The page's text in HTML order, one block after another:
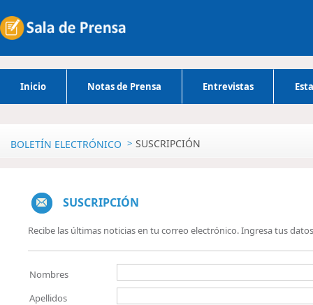
Inicio Notas de Prensa Entrevistas
BOLETÍN ELECTRÓNICO SUSCRIPCIÓN
SUSCRIPCIÓN
Recibe las últimas noticias en tu correo electrónico. Ingresa tus
Nombres
Apellidos